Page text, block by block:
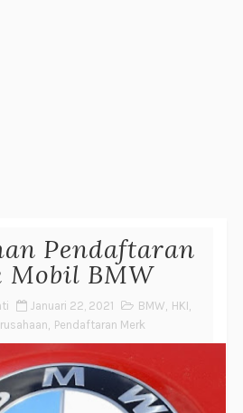
Pendaftaran
Mobil BMW
Januari 22, 2021 BMW, HKI,
, Pendaftaran Merk